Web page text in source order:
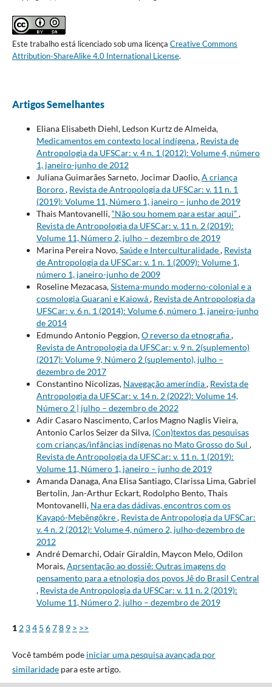
Este trabalho está licenciado sob uma licença Creative Commons
Attribution-ShareAlike 4.0 International License.
Artigos Semelhantes
Eliana Elisabeth Diehl, Ledson Kurtz de Almeida,
Medicamentos em contexto local indígena, Revista de
Antropologia da UFSCar: v. 4 n. 1 (2012): Volume 4, número
1, janeiro-junho de 2012
Juliana Guimarães Sarneto, Jocimar Daolio,A criança
Bororo, Revista de Antropologia da UFSCar: v. 11 n. 1
(2019): Volume 11, Número 1, janeiro – junho de 2019
Thais Mantovanelli,“Não sou homem para estar aqui”,
Revista de Antropologia da UFSCar: v. 11 n. 2 (2019):
Volume 11, Número 2, julho – dezembro de 2019
Marina Pereira Novo,Saúde e Interculturalidade, Revista
de Antropologia da UFSCar: v. 1 n. 1 (2009): Volume 1,
número 1, janeiro-junho de 2009
Roseline Mezacasa,Sistema-mundo moderno-colonial e a
cosmologia Guarani e Kaiowá, Revista de Antropologia da
UFSCar: v. 6 n. 1 (2014): Volume 6, número 1, janeiro-junho
de 2014
Edmundo Antonio Peggion,O reverso da etnografia,
Revista de Antropologia da UFSCar: v. 9 n. 2(suplemento)
(2017): Volume 9, Número 2 (suplemento), julho –
dezembro de 2017
Constantino Nicolizas, Navegação ameríndia, Revista de
Antropologia da UFSCar: v. 14 n. 2 (2022): Volume 14,
Número 2 | julho – dezembro de 2022
Adir Casaro Nascimento, Carlos Magno Naglis Vieira,
Antonio Carlos Seizer da Silva, (Con)textos das pesquisas
com crianças/infâncias indígenas no Mato Grosso do Sul ,
Revista de Antropologia da UFSCar: v. 11 n. 1 (2019):
Volume 11, Número 1, janeiro – junho de 2019
Amanda Danaga, Ana Elisa Santiago, Clarissa Lima, Gabriel
Bertolin, Jan-Arthur Eckart, Rodolpho Bento, Thais
Montovanelli, Na era das dádivas, encontros com os
Kayapó-Mebêngôkre, Revista de Antropologia da UFSCar:
v. 4 n. 2 (2012): Volume 4, número 2, julho-dezembro de
2012
André Demarchi, Odair Giraldin, Maycon Melo, Odilon
Morais,Aprsentação ao dossiê: Outras imagens do
pensamento para a etnologia dos povos Jê do Brasil Central
, Revista de Antropologia da UFSCar: v. 11 n. 2 (2019):
Volume 11, Número 2, julho – dezembro de 2019
12 34 5 678 9 > >>
Você também pode iniciar uma pesquisa avançada por
similaridadepara este artigo.